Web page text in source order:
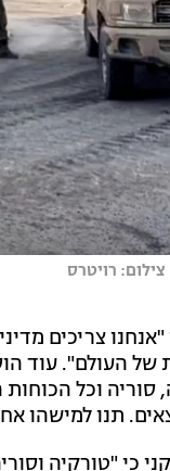
רויטרס
צריכים
של העולם". עוד
וכל
תנו
כי "טורקיה